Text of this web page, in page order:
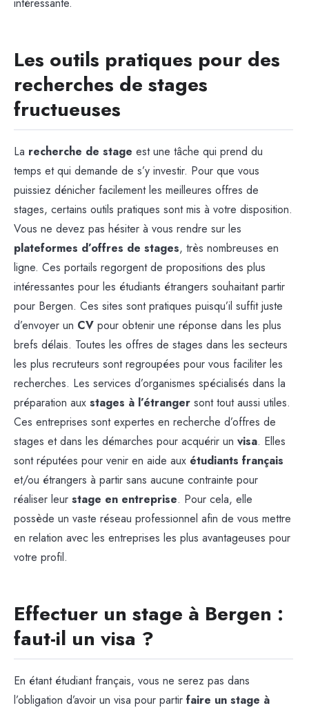
Les outils pratiques pour des
recherches de stages
fructueuses
La recherche de stage est une tâche qui prend du
temps et qui demande de s’y investir. Pour que vous
puissiez dénicher facilement les meilleures offres de
stages, certains outils pratiques sont mis à votre disposition.
Vous ne devez pas hésiter à vous rendre sur les
plateformes d’offres de stages, très nombreuses en
ligne. Ces portails regorgent de propositions des plus
intéressantes pour les étudiants étrangers souhaitant partir
pour Bergen. Ces sites sont pratiques puisqu’il suffit juste
d’envoyer un CV pour obtenir une réponse dans les plus
brefs délais. Toutes les offres de stages dans les secteurs
les plus recruteurs sont regroupées pour vous faciliter les
recherches. Les services d’organismes spécialisés dans la
préparation aux stages à l’étranger sont tout aussi utiles.
Ces entreprises sont expertes en recherche d’offres de
stages et dans les démarches pour acquérir un visa. Elles
sont réputées pour venir en aide aux étudiants français
et/ou étrangers à partir sans aucune contrainte pour
réaliser leur stage en entreprise. Pour cela, elle
possède un vaste réseau professionnel afin de vous mettre
en relation avec les entreprises les plus avantageuses pour
votre profil.
Effectuer un stage à Bergen :
faut-il un visa ?
En étant étudiant français, vous ne serez pas dans
l’obligation d’avoir un visa pour partir faire un stage à